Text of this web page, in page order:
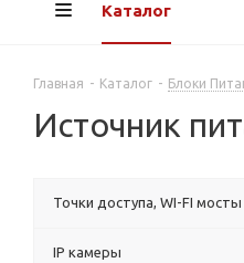
Каталог
Главная - Каталог - Блоки
Источник
Точки доступа, WI-FI мосты
IP камеры